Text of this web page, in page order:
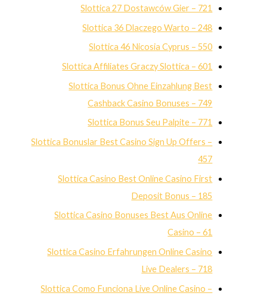
Slottica 27 Dostawców Gier – 721
Slottica 36 Dlaczego Warto – 248
Slottica 46 Nicosia Cyprus – 550
Slottica Affiliates Graczy Slottica – 601
Slottica Bonus Ohne Einzahlung Best
Cashback Casino Bonuses – 749
Slottica Bonus Seu Palpite – 771
Slottica Bonuslar Best Casino Sign Up Offers –
457
Slottica Casino Best Online Casino First
Deposit Bonus – 185
Slottica Casino Bonuses Best Aus Online
Casino – 61
Slottica Casino Erfahrungen Online Casino
Live Dealers – 718
Slottica Como Funciona Live Online Casino –